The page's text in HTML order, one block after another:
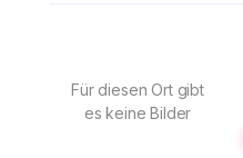
Für diesen Ort gibt
es keine Bilder